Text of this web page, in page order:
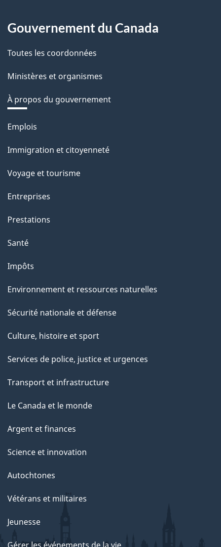
Gouvernement du Canada
Toutes les coordonnées
Ministères et organismes
À propos du gouvernement
Thèmes
sujets
Emplois
Immigration et citoyenneté
Voyage et tourisme
Entreprises
Prestations
Santé
Impôts
Environnement et ressources naturelles
Sécurité nationale et défense
Culture, histoire et sport
Services de police, justice et urgences
Transport et infrastructure
Le Canada et le monde
Argent et finances
Science et innovation
Autochtones
Vétérans et militaires
Jeunesse